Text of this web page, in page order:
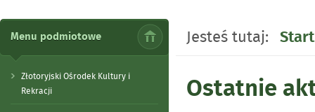
Menu podmiotowe
Złotoryjski Ośrodek Kultury i
Rekracji
Jesteś tutaj: Start
Ostatnie